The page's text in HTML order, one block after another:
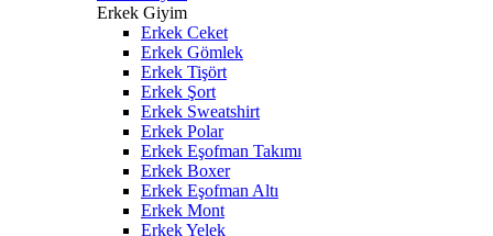
Erkek Giyim
Erkek Ceket
Erkek Gömlek
Erkek Tişört
Erkek Şort
Erkek Sweatshirt
Erkek Polar
Erkek Eşofman Takımı
Erkek Boxer
Erkek Eşofman Altı
Erkek Mont
Erkek Yelek